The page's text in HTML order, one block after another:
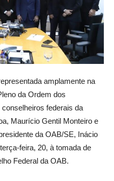
amplamente na
da Ordem dos
federais da
Maurício Gentil Monteiro e
da OAB/SE, Inácio
feira, 20, à tomada de
Federal da OAB.